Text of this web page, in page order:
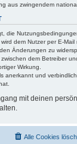
aus zwingendem
die
dem Nutzer per E-Mail
Änderungen zu
dem Betreiber
Wirkung.
anerkannt und
mit deinen
Alle Cookies